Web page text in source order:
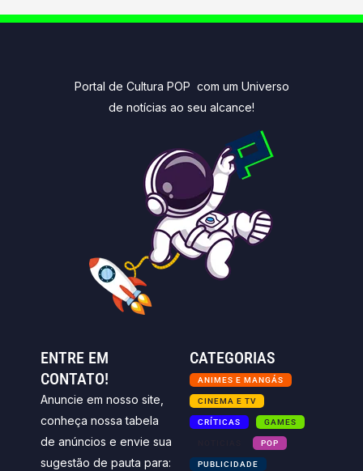
Portal de Cultura POP com um Universo
de notícias ao seu alcance!
ENTRE EM
CONTATO!
Anuncie em nosso site,
conheça nossa tabela
de anúncios e envie sua
sugestão de pauta para:
CATEGORIAS
ANIMES E MANGÁS
CINEMA E TV
CRÍTICAS GAMES
POP
PUBLICIDADE